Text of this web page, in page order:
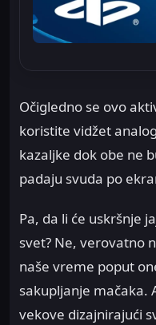
Očigledno se ovo
koristite vidžet
kazaljke dok obe ne
padaju svuda po
Pa, da li će uskršnje
svet? Ne, verovatno
naše vreme poput
sakupljanje mačaka.
vekove dizajnirajući